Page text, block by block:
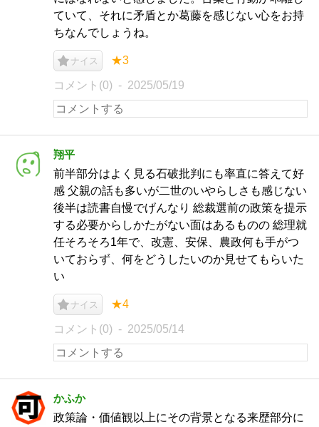
ていて、それに矛盾とか葛藤を感じない心をお持
ちなんでしょうね。
ナイス ★3
コメント(0) 2025/05/19
翔平
前半部分はよく見る石破批判にも率直に答えて好
感 父親の話も多いが二世のいやらしさも感じない
後半は読書自慢でげんなり 総裁選前の政策を提示
する必要からしかたがない面はあるものの 総理就
任そろそろ1年で、改憲、安保、農政何も手がつ
いておらず、何をどうしたいのか見せてもらいた
い
ナイス ★4
コメント(0) 2025/05/14
かふか
政策論・価値観以上にその背景となる来歴部分に